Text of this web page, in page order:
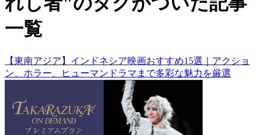
一覧
【東南アジア】インドネシア映画おすすめ15選｜アクショ
ン、ホラー、ヒューマンドラマまで多彩な魅力を厳選